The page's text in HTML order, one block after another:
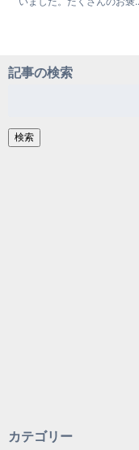
記事の検索
検索
カテゴリー